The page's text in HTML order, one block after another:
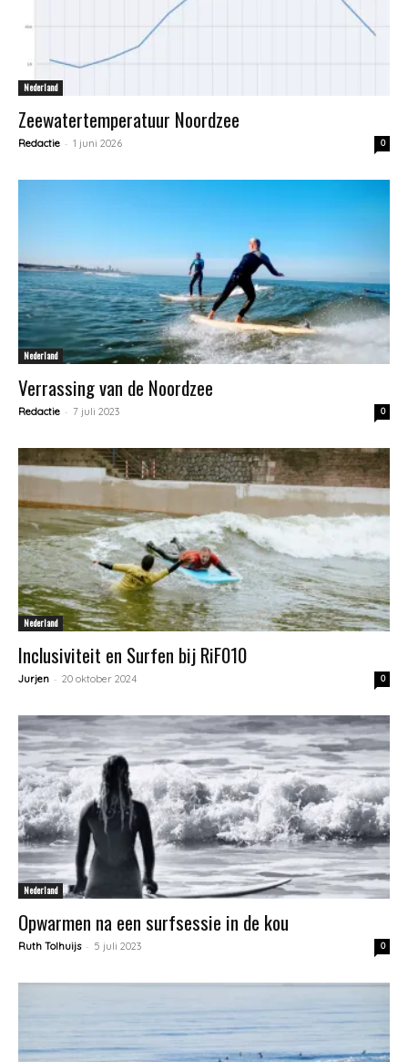
Nederland
Zeewatertemperatuur Noordzee
Redactie - 1 juni 2026 0
Nederland
Verrassing van de Noordzee
Redactie - 7 juli 2023 0
Nederland
Inclusiviteit en Surfen bij RiF010
Jurjen - 20 oktober 2024 0
Nederland
Opwarmen na een surfsessie in de kou
Ruth Tolhuijs - 5 juli 2023 0